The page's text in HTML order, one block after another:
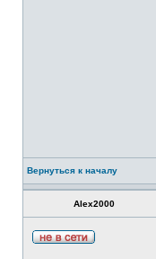
Вернуться к началу
Alex2000